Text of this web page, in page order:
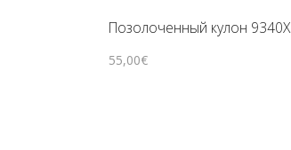
Позолоченный кулон 9340X
55,00€